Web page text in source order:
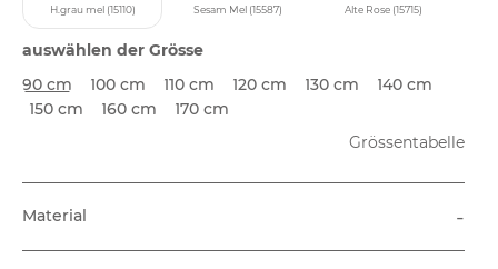
H.grau mel (15110) Sesam Mel (15587) Alte Rose (15715)
auswählen der Grösse
90 cm
100 cm 110 cm 120 cm 130 cm
140 cm
150 cm
160 cm
170 cm
Grössentabelle
Material -